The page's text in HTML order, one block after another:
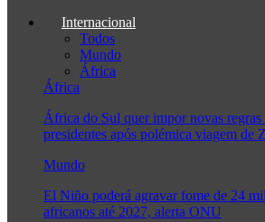
Internacional
Todos
Mundo
África
África
África do Sul quer impor novas regras
presidentes após polémica viagem de
Mundo
El Niño poderá agravar fome de 24
africanos até 2027, alerta ONU